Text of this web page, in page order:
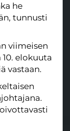
he
tunnusti
viimeisen
elokuuta
vastaan.